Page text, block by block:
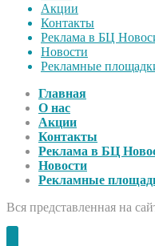
Акции
Контакты
Реклама в БЦ
Новости
Рекламные
Главная
О нас
Акции
Контакты
Реклама в БЦ
Новости
Рекламные
Вся представленная на